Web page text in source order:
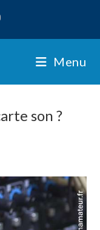
Menu
son ?